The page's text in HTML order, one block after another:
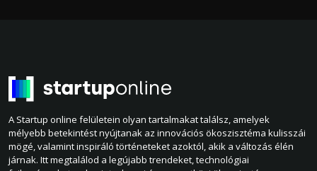
A Startup online felületein olyan tartalmakat találsz, amelyek
mélyebb betekintést nyújtanak az innovációs ökoszisztéma kulisszái
mögé, valamint inspiráló történeteket azoktól, akik a változás élén
járnak. Itt megtalálod a legújabb trendeket, technológiai